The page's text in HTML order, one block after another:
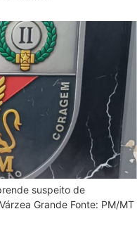
suspeito de
Grande Fonte: PM/MT